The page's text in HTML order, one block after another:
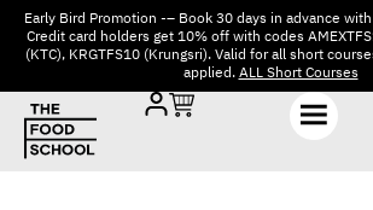
Early Bird Promotion -– Book 30 days in advance
Credit card holders get 10% off with codes
(KTC), KRGTFS10 (Krungsri). Valid for all short
applied.ALL Short Courses